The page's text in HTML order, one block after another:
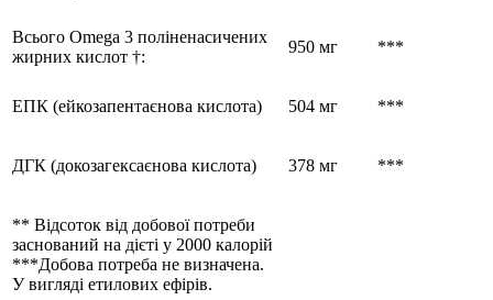
Всього Omega 3 поліненасичених
жирних кислот †:
950 мг ***
ЕПК (ейкозапентаєнова кислота) 504 мг ***
ДГК (докозагексаєнова кислота) 378 мг ***
** Відсоток від добової потреби
заснований на дієті у 2000 калорій
***Добова потреба не визначена.
У вигляді етилових ефірів.